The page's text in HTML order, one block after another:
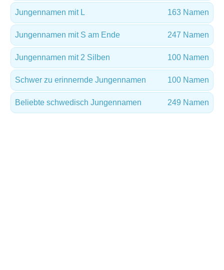
Jungennamen mit L 163 Namen
Jungennamen mit S am Ende 247 Namen
Jungennamen mit 2 Silben 100 Namen
Schwer zu erinnernde Jungennamen 100 Namen
Beliebte schwedisch Jungennamen 249 Namen